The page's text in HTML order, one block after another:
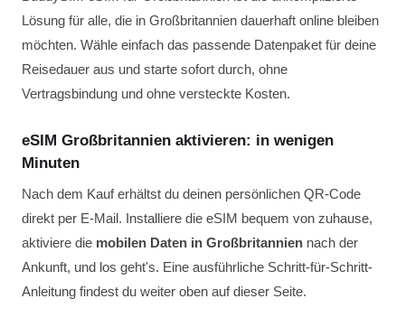
Lösung für alle, die in Großbritannien dauerhaft online bleiben
möchten. Wähle einfach das passende Datenpaket für deine
Reisedauer aus und starte sofort durch, ohne
Vertragsbindung und ohne versteckte Kosten.
eSIM Großbritannien aktivieren: in wenigen
Minuten
Nach dem Kauf erhältst du deinen persönlichen QR-Code
direkt per E-Mail. Installiere die eSIM bequem von zuhause,
aktiviere die mobilen Daten in Großbritannien nach der
Ankunft, und los geht's. Eine ausführliche Schritt-für-Schritt-
Anleitung findest du weiter oben auf dieser Seite.